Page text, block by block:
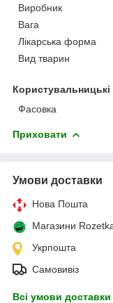
Виробник
Вага
Лікарська форма
Вид тварин
Користувальницькі
Фасовка
Приховати
Умови доставки
Нова Пошта
Магазини
Укрпошта
Самовивіз
Всі умови доставки